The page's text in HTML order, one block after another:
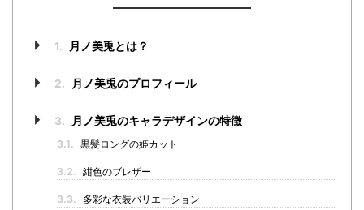
1. 月ノ美兎とは？
2. 月ノ美兎のプロフィール
3. 月ノ美兎のキャラデザインの特徴
3.1. 黒髪ロングの姫カット
3.2. 紺色のブレザー
3.3. 多彩な衣装バリエーション